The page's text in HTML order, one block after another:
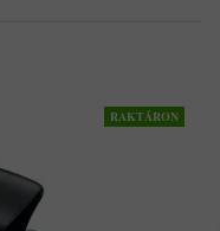
RAKTÁRON